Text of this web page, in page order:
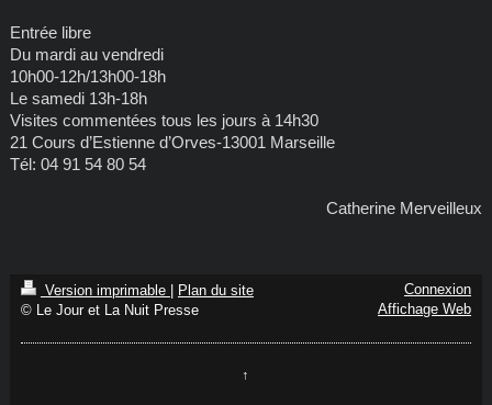
Entrée libre
Du mardi au vendredi
10h00-12h/13h00-18h
Le samedi 13h-18h
Visites commentées tous les jours à 14h30
21 Cours d’Estienne d’Orves-13001 Marseille
Tél: 04 91 54 80 54
Catherine Merveilleux
Version imprimable
Plan du site
© Le Jour et La Nuit Presse
Connexion
Affichage Web
↑